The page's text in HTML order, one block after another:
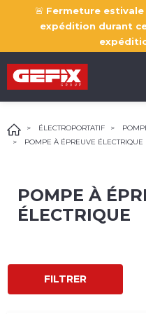
🚨 Fermeture estivale
expédition durant
ÉLECTROPORTATIF
POMPE À ÉPREUVE ÉLECTRIQUE
POMPE À
ÉLECTRIQUE
FILTRER